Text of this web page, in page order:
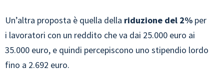
Un’altra proposta è quella della riduzione del 2% per
i lavoratori con un reddito che va dai 25.000 euro ai
35.000 euro, e quindi percepiscono uno stipendio lordo
fino a 2.692 euro.